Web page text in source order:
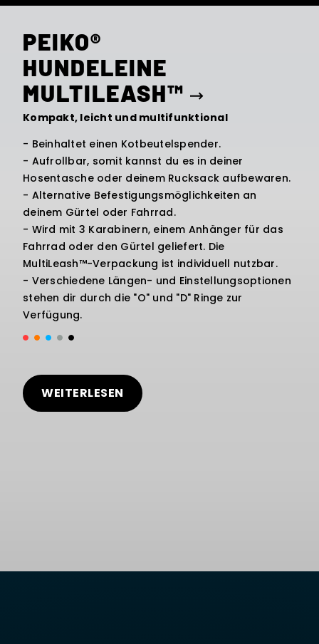
PEIKO®
HUNDELEINE
MULTILEASH™
Kompakt, leicht und multifunktional
- Beinhaltet einen Kotbeutelspender.
- Aufrollbar, somit kannst du es in deiner
Hosentasche oder deinem Rucksack aufbewaren.
- Alternative Befestigungsmöglichkeiten an
deinem Gürtel oder Fahrrad.
- Wird mit 3 Karabinern, einem Anhänger für das
Fahrrad oder den Gürtel geliefert. Die
MultiLeash™-Verpackung ist individuell nutzbar.
- Verschiedene Längen- und Einstellungsoptionen
stehen dir durch die "O" und "D" Ringe zur
Verfügung.
WEITERLESEN